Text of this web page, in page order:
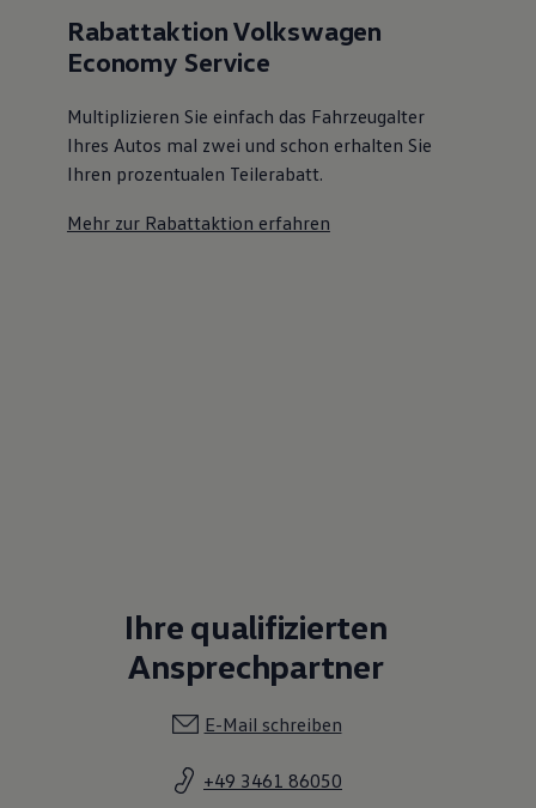
Rabattaktion Volkswagen
Economy Service
Multiplizieren Sie einfach das Fahrzeugalter
Ihres Autos mal zwei und schon erhalten Sie
Ihren prozentualen Teilerabatt.
Mehr zur Rabattaktion erfahren
Ihre qualifizierten
Ansprechpartner
E-Mail schreiben
+49 3461 86050